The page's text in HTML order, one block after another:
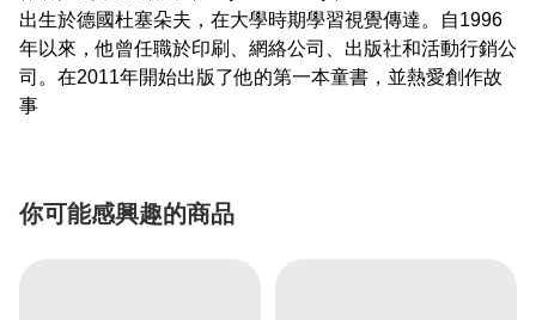
出生於德國杜塞朵夫，在大學時期學習視覺傳達。自1996
年以來，他曾任職於印刷、網絡公司、出版社和活動行銷公
司。在2011年開始出版了他的第一本童書，並熱愛創作故
事
你可能感興趣的商品